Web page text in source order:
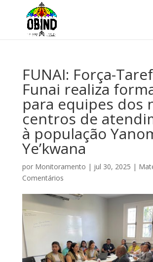
FUNAI: Força-
Funai realiza
para equipes dos
centros de
à população
Ye’kwana
por Monitoramento | jul 30, 2025 |
Comentários